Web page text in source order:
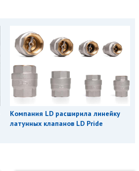
Компания LD расширила линейку
латунных клапанов LD Pride